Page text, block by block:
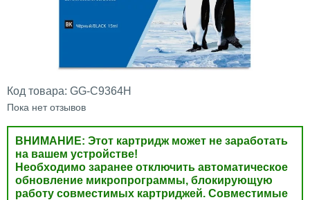
Код товара: GG-C9364H
Пока нет отзывов
ВНИМАНИЕ: Этот картридж может не заработать
на вашем устройстве!
Необходимо заранее отключить автоматическое
обновление микропрограммы, блокирующую
работу совместимых картриджей. Совместимые